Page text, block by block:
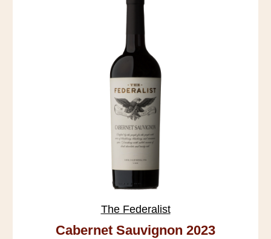
The Federalist
Cabernet Sauvignon 2023